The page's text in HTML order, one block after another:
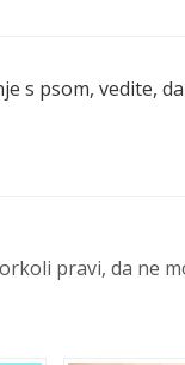
s psom, vedite,
pravi, da ne